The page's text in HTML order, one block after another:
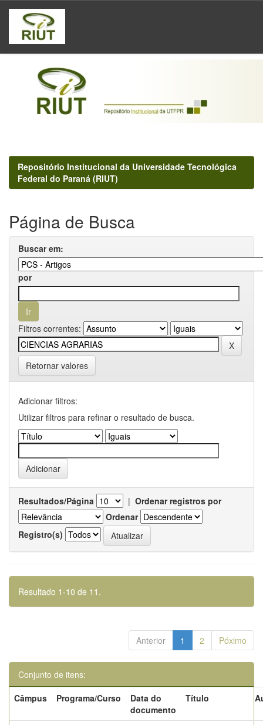
Skip
navigation
Repositório Institucional da Universidade Tecnológica
Federal do Paraná (RIUT)
Página de Busca
Buscar em:
por
Filtros correntes:
Retornar valores
Adicionar filtros:
Utilizar filtros para refinar o resultado de busca.
Resultados/Página | Ordenar registros por
Ordenar
Registro(s)
Resultado 1-10 de 11.
Anterior 1 2 Póximo
Conjunto de itens:
Câmpus
Programa/Curso
Data do
documento
Título